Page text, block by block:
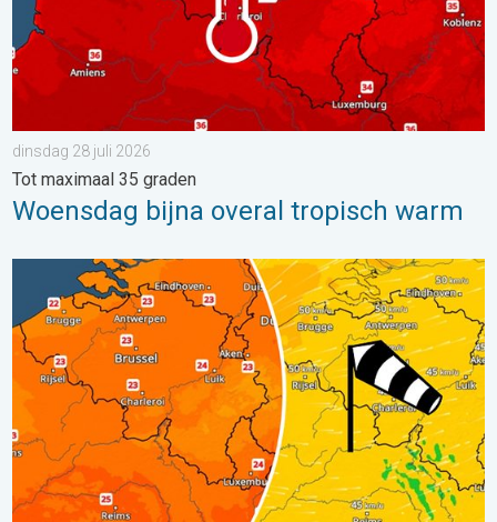
dinsdag 28 juli 2026
Tot maximaal 35 graden
Woensdag bijna overal tropisch warm
Koeler weer op komst. Maxima onder 25 graden. . . dinsdag